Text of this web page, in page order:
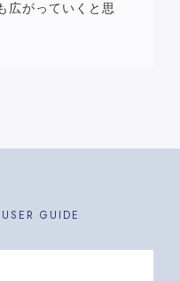
広がっていくと思
USER GUIDE